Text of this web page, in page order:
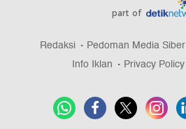
part of
Redaksi Pedoman Media Siber
Info Iklan
Privacy Policy